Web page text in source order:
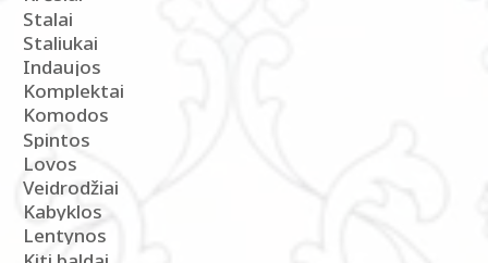
Stalai
Staliukai
Indaujos
Komplektai
Komodos
Spintos
Lovos
Veidrodžiai
Kabyklos
Lentynos